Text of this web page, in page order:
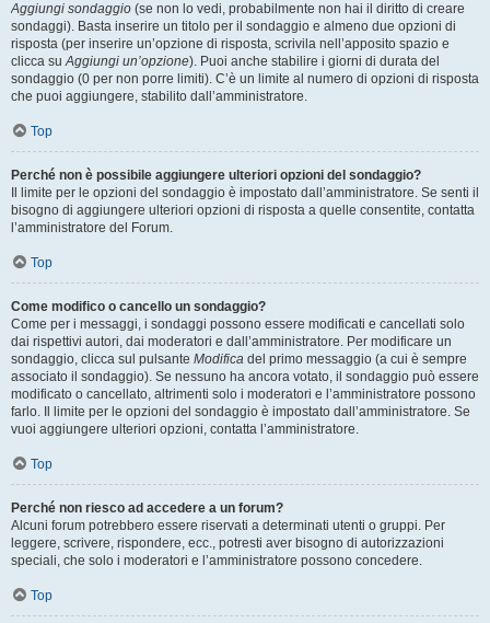
Aggiungi sondaggio (se non lo vedi, probabilmente non hai il diritto di creare
sondaggi). Basta inserire un titolo per il sondaggio e almeno due opzioni di
risposta (per inserire un’opzione di risposta, scrivila nell’apposito spazio e
clicca suAggiungi un’opzione). Puoi anche stabilire i giorni di durata del
sondaggio (0 per non porre limiti). C’è un limite al numero di opzioni di risposta
che puoi aggiungere, stabilito dall’amministratore.
Top
Perché non è possibile aggiungere ulteriori opzioni del sondaggio?
Il limite per le opzioni del sondaggio è impostato dall’amministratore. Se senti il
bisogno di aggiungere ulteriori opzioni di risposta a quelle consentite, contatta
l’amministratore del Forum.
Top
Come modifico o cancello un sondaggio?
Come per i messaggi, i sondaggi possono essere modificati e cancellati solo
dai rispettivi autori, dai moderatori e dall’amministratore. Per modificare un
sondaggio, clicca sul pulsante Modifica del primo messaggio (a cui è sempre
associato il sondaggio). Se nessuno ha ancora votato, il sondaggio può essere
modificato o cancellato, altrimenti solo i moderatori e l’amministratore possono
farlo. Il limite per le opzioni del sondaggio è impostato dall’amministratore. Se
vuoi aggiungere ulteriori opzioni, contatta l’amministratore.
Top
Perché non riesco ad accedere a un forum?
Alcuni forum potrebbero essere riservati a determinati utenti o gruppi. Per
leggere, scrivere, rispondere, ecc., potresti aver bisogno di autorizzazioni
speciali, che solo i moderatori e l’amministratore possono concedere.
Top